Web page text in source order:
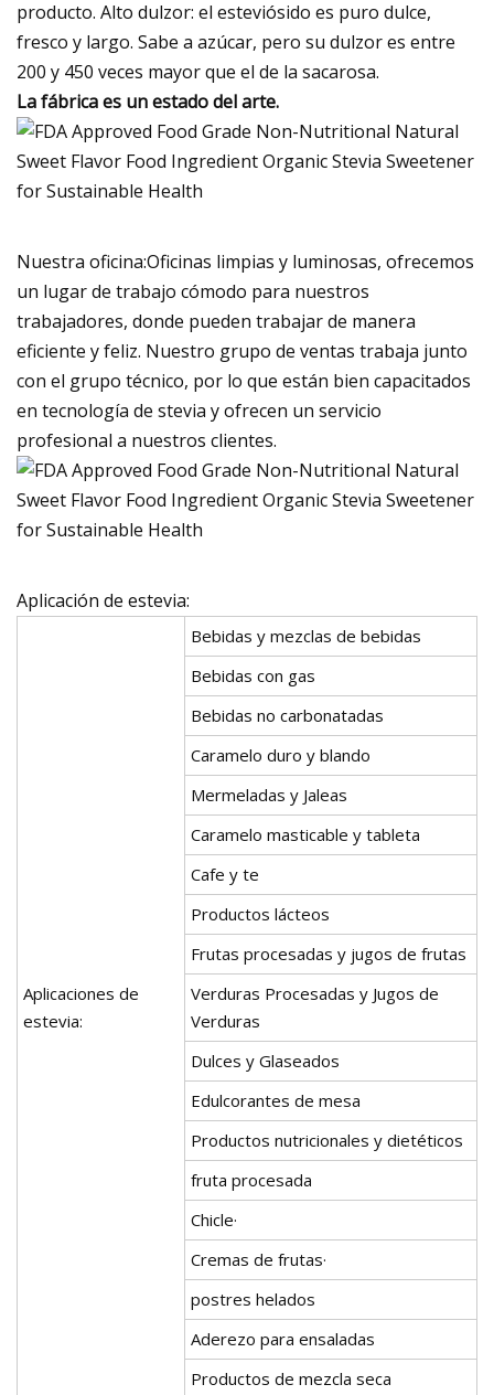
producto. Alto dulzor: el esteviósido es puro dulce,
fresco y largo. Sabe a azúcar, pero su dulzor es entre
200 y 450 veces mayor que el de la sacarosa.
La fábrica es un estado del arte.
Nuestra oficina:Oficinas limpias y luminosas, ofrecemos
un lugar de trabajo cómodo para nuestros
trabajadores, donde pueden trabajar de manera
eficiente y feliz. Nuestro grupo de ventas trabaja junto
con el grupo técnico, por lo que están bien capacitados
en tecnología de stevia y ofrecen un servicio
profesional a nuestros clientes.
Aplicación de estevia:
Aplicaciones de
estevia:
Bebidas y mezclas de bebidas
Bebidas con gas
Bebidas no carbonatadas
Caramelo duro y blando
Mermeladas y Jaleas
Caramelo masticable y tableta
Cafe y te
Productos lácteos
Frutas procesadas y jugos de frutas
Verduras Procesadas y Jugos de
Verduras
Dulces y Glaseados
Edulcorantes de mesa
Productos nutricionales y dietéticos
fruta procesada
Chicle·
Cremas de frutas·
postres helados
Aderezo para ensaladas
Productos de mezcla seca